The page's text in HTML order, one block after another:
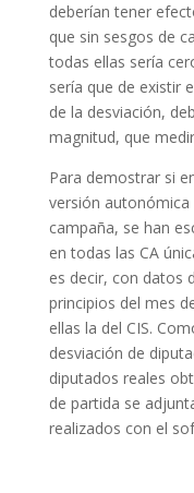
deberían tener
que sin sesgos de
todas ellas sería
sería que de existir
de la desviación,
magnitud, que
Para demostrar si
versión
campaña, se han
en todas las CA
es decir, con datos
principios del mes
ellas la del CIS.
desviación de
diputados reales
de partida se
realizados con el